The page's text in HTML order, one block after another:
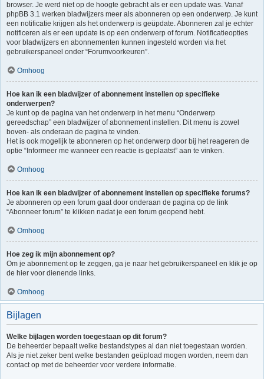
browser. Je werd niet op de hoogte gebracht als er een update was. Vanaf
phpBB 3.1 werken bladwijzers meer als abonneren op een onderwerp. Je kunt
een notificatie krijgen als het onderwerp is geüpdate. Abonneren zal je echter
notificeren als er een update is op een onderwerp of forum. Notificatieopties
voor bladwijzers en abonnementen kunnen ingesteld worden via het
gebruikerspaneel onder “Forumvoorkeuren”.
Omhoog
Hoe kan ik een bladwijzer of abonnement instellen op specifieke
onderwerpen?
Je kunt op de pagina van het onderwerp in het menu “Onderwerp
gereedschap” een bladwijzer of abonnement instellen. Dit menu is zowel
boven- als onderaan de pagina te vinden.
Het is ook mogelijk te abonneren op het onderwerp door bij het reageren de
optie “Informeer me wanneer een reactie is geplaatst” aan te vinken.
Omhoog
Hoe kan ik een bladwijzer of abonnement instellen op specifieke forums?
Je abonneren op een forum gaat door onderaan de pagina op de link
“Abonneer forum” te klikken nadat je een forum geopend hebt.
Omhoog
Hoe zeg ik mijn abonnement op?
Om je abonnement op te zeggen, ga je naar het gebruikerspaneel en klik je op
de hier voor dienende links.
Omhoog
Bijlagen
Welke bijlagen worden toegestaan op dit forum?
De beheerder bepaalt welke bestandstypes al dan niet toegestaan worden.
Als je niet zeker bent welke bestanden geüpload mogen worden, neem dan
contact op met de beheerder voor verdere informatie.